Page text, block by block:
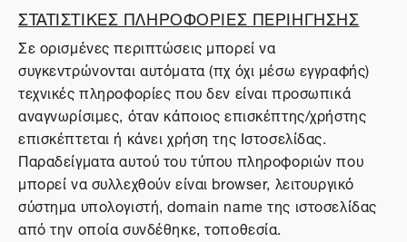
ΣΤΑΤΙΣΤΙΚΕΣ ΠΛΗΡΟΦΟΡΙΕΣ ΠΕΡΙΗΓΗΣΗΣ
Σε ορισμένες περιπτώσεις μπορεί να
συγκεντρώνονται αυτόματα (πχ όχι μέσω εγγραφής)
τεχνικές πληροφορίες που δεν είναι προσωπικά
αναγνωρίσιμες, όταν κάποιος επισκέπτης/χρήστης
επισκέπτεται ή κάνει χρήση της Ιστοσελίδας.
Παραδείγματα αυτού του τύπου πληροφοριών που
μπορεί να συλλεχθούν είναι browser, λειτουργικό
σύστημα υπολογιστή, domain name της ιστοσελίδας
από την οποία συνδέθηκε, τοποθεσία.